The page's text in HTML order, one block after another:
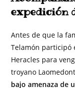
expedición
Antes de que la
Telamón participó
Heracles para
troyano
bajo amenaza de